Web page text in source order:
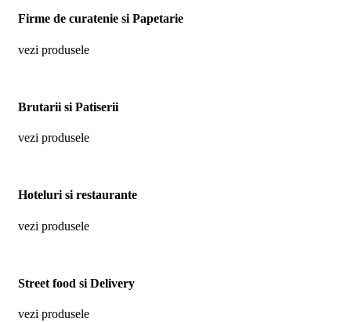
Firme de curatenie si Papetarie
vezi produsele
Brutarii si Patiserii
vezi produsele
Hoteluri si restaurante
vezi produsele
Street food si Delivery
vezi produsele